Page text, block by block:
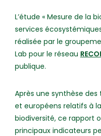
L’étude « Mesure de la
services
réalisée par le
Lab pour le réseau
publique.
Après une synthèse
et européens relatifs à
biodiversité, ce rapport
principaux indicateurs